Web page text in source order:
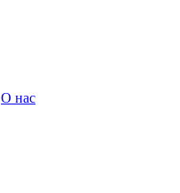
О нас